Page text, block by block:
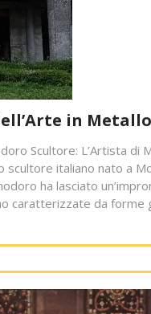
in Metallo
Scultore: L’Artista di
italiano nato a
ha lasciato
caratterizzate da forme